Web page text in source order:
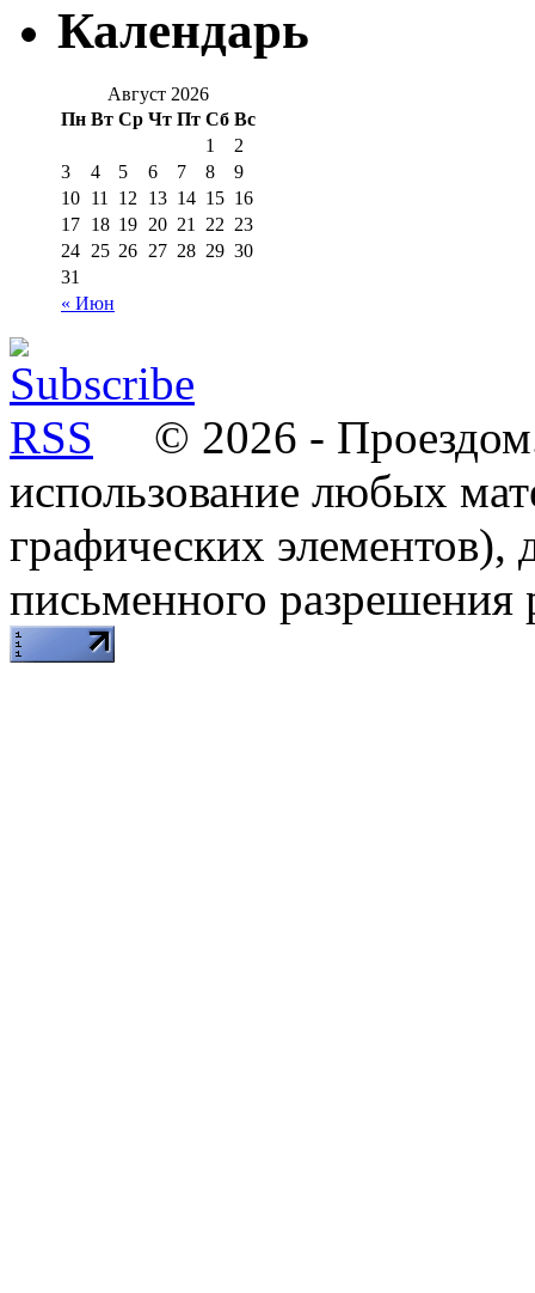
Календарь
Август 2026
Пн Вт Ср Чт Пт Сб Вс
« Июн
1
2
3
4 5 6 7 8
9
10 11 12 13 14 15 16
17 18 19 20 21 22 23
24 25 26 27 28 29 30
31
© 2026 -
использование любых
графических элементов),
письменного разрешения